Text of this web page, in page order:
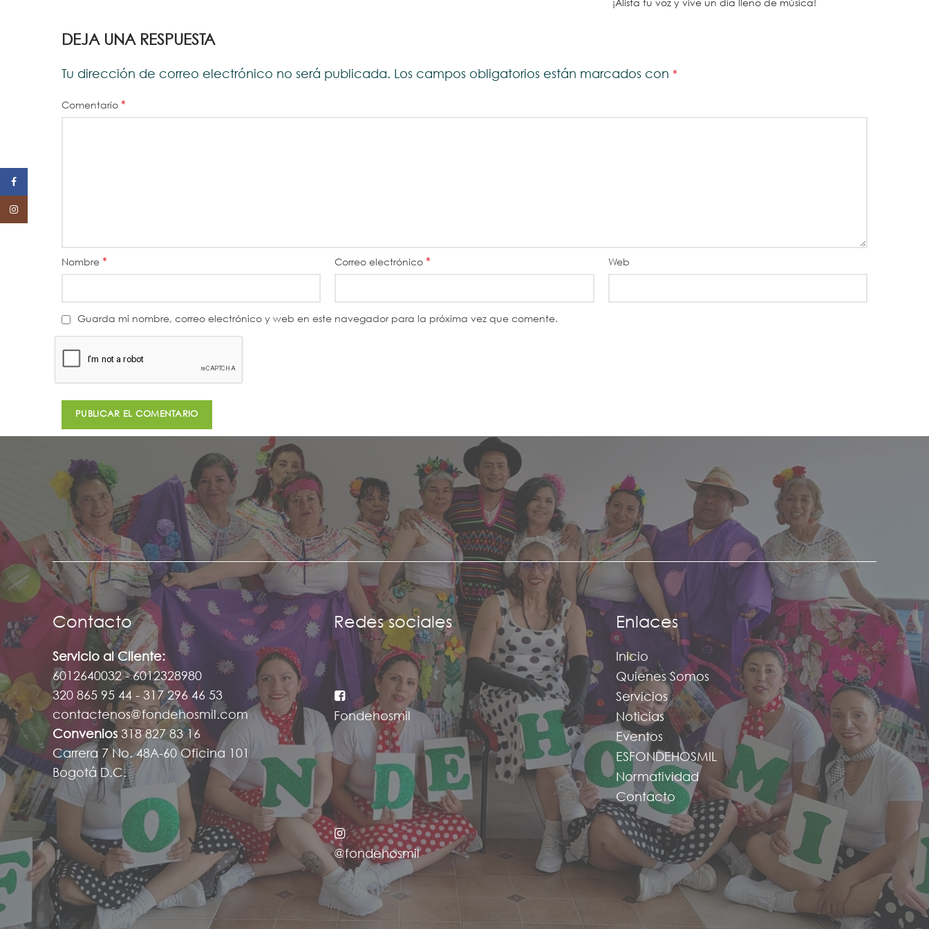
¡Alista tu voz y vive un día lleno de música!
DEJA UNA RESPUESTA
Tu dirección de correo electrónico no será publicada. Los campos obligatorios están marcados con *
Comentario *
Nombre * Correo electrónico* Web
Guarda mi nombre, correo electrónico y web en este navegador para la próxima vez que comente.
Contacto
Servicio al Cliente:
6012640032 - 6012328980
320 865 95 44 - 317 296 46 53
contactenos@fondehosmil.com
Convenios 318 827 83 16
Carrera 7 No. 48A-60 Oficina 101
Bogotá D.C.
Redes sociales
Fondehosmil
@fondehosmil
Enlaces
Inicio
Quienes Somos
Servicios
Noticias
Eventos
ESFONDEHOSMIL
Normatividad
Contacto